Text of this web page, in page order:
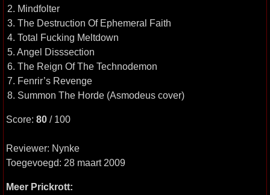
2. Mindfolter
3. The Destruction Of Ephemeral Faith
4. Total Fucking Meltdown
5. Angel Disssection
6. The Reign Of The Technodemon
7. Fenrir’s Revenge
8. Summon The Horde (Asmodeus cover)
Score: 80 / 100
Reviewer: Nynke
Toegevoegd: 28 maart 2009
Meer Prickrott: